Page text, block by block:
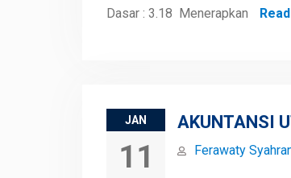
Dasar : 3.18 Menerapkan
JAN
11
AKUNTANSI
Ferawaty